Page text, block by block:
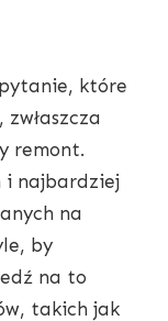
pytanie, które
remont.
i najbardziej
na
by
na to
takich jak